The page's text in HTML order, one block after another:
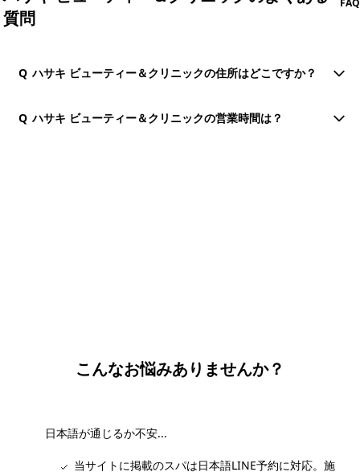
質問
FAQ
Q ハサキ ビューティー＆クリニックの住所はどこですか？
Q ハサキ ビューティー＆クリニックの営業時間は？
こんなお悩みありませんか？
日本語が通じるか不安...
当サイトに掲載のスパは日本語LINE予約に対応。施